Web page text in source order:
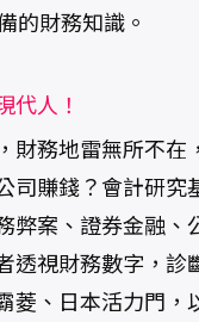
的財務知識。
代人！
財務地雷無所不
司賺錢？會計研究
弊案、證券金融
透視財務數字，診
菱、日本活力門